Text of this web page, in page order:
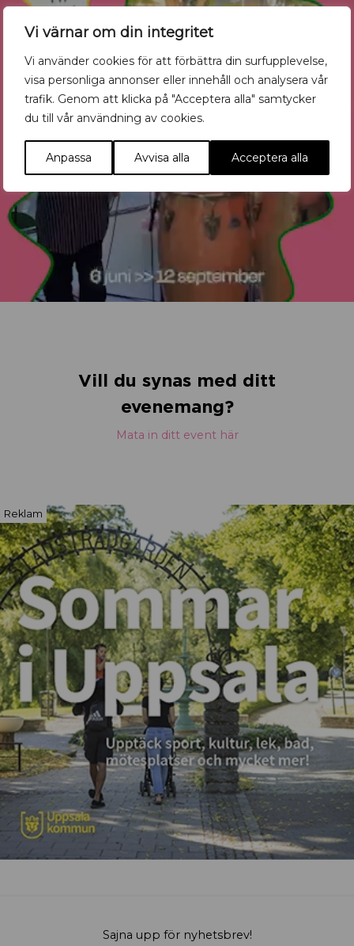
Vi värnar om din integritet
Vi använder cookies för att förbättra din surfupplevelse,
visa personliga annonser eller innehåll och analysera vår
trafik. Genom att klicka på "Acceptera alla" samtycker
du till vår användning av cookies.
Anpassa Avvisa alla Acceptera alla
Vill du synas med ditt
evenemang?
Mata in ditt event här
Reklam
Sajna upp för nyhetsbrev!